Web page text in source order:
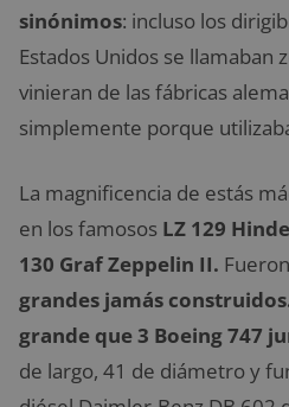
sinónimos: incluso los
Estados Unidos se llamaban
vinieran de las fábricas
simplemente porque
La magnificencia de estás
en los famosos LZ 129
130 Graf Zeppelin II. Fueron
grandes jamás
grande que 3 Boeing 747
de largo, 41 de diámetro y